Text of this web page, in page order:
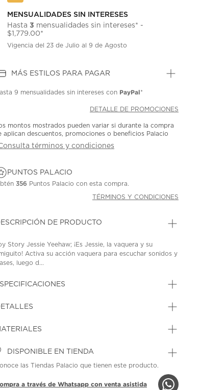
MENSUALIDADES SIN INTERESES
Hasta3 mensualidades sin intereses* -
$1,779.00*
Vigencia del 23 de Julio al 9 de Agosto
MÁS ESTILOS PARA PAGAR
9 mensualidades sin intereses con PayPal*
DETALLE DE PROMOCIONES
montos mostrados pueden variar si durante la compra
aplican descuentos, promociones o beneficios Palacio
términos y condiciones
PUNTOS PALACIO
356 Puntos Palacio con esta compra.
TÉRMINOS Y CONDICIONES
DE PRODUCTO
Story Jessie Yeehaw; ¡Es Jessie, la vaquera y su
Activa su acción vaquera para escuchar sonidos y
luego d...
DISPONIBLE EN TIENDA
las Tiendas Palacio que tienen este producto.
a través de Whatsapp con venta asistida